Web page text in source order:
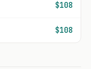
$108
$108